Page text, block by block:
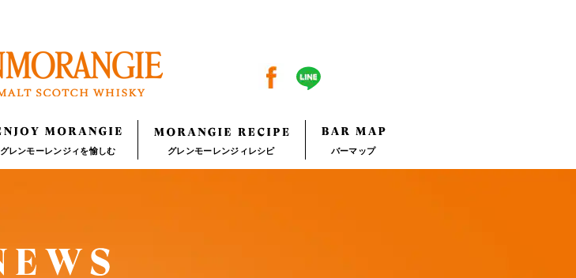
グレンモーレンジィを愉しむ グレンモーレンジィレシピ バーマップ